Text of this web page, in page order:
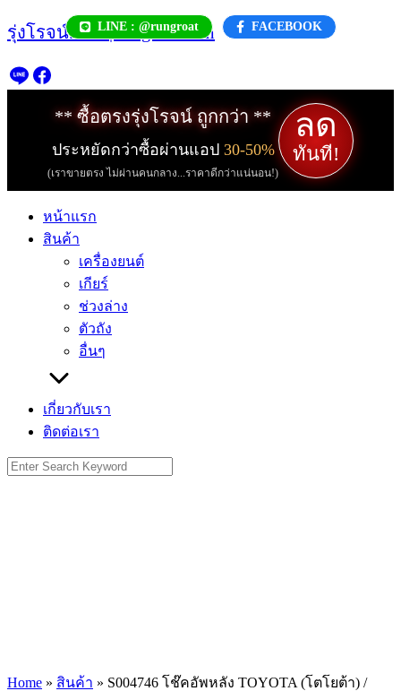
Skip
to
LINE : @rungroat FACEBOOK
รุ่งโรจน์.com | rungroat.com
** ซื้อตรงรุ่งโรจน์ ถูกกว่า **
ประหยัดกว่าซื้อผ่านแอป 30-50%
(เราขายตรง ไม่ผ่านคนกลาง...ราคาดีกว่าแน่นอน!)
ลด
ทันที!
หน้าแรก
สินค้า
เครื่องยนต์
เกียร์
ช่วงล่าง
ตัวถัง
อื่นๆ
เกี่ยวกับเรา
ติดต่อเรา
Search
for:
Home » สินค้า » S004746 โช๊คอัพหลัง TOYOTA (โตโยต้า) /